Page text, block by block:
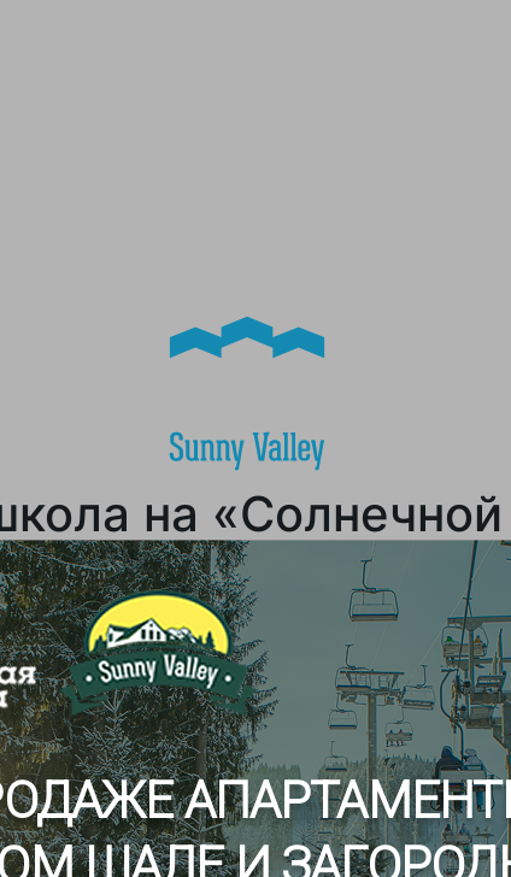
на
где Вы сможете не только насладиться вкусной
где Вы сможете не только насладиться
рыбы и на природе.